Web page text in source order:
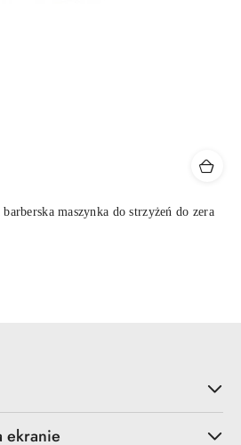
maszynka do strzyżeń do zera
ekranie